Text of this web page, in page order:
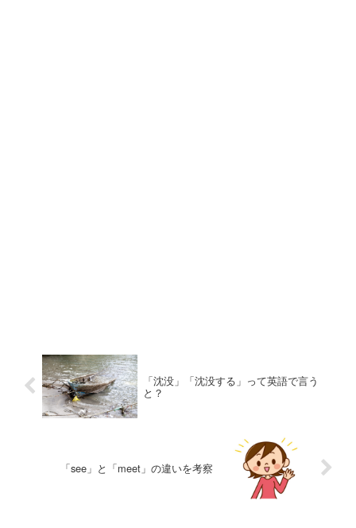
「沈没」「沈没する」って英語で言う
と？
「see」と「meet」の違いを考察